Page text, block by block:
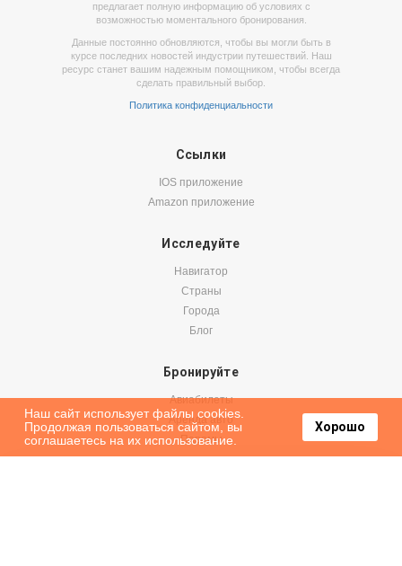
предлагает полную информацию об условиях с
возможностью моментального бронирования.
Данные постоянно обновляются, чтобы вы могли быть в
курсе последних новостей индустрии путешествий. Наш
ресурс станет вашим надежным помощником, чтобы всегда
сделать правильный выбор.
Политика конфиденциальности
Ссылки
IOS приложение
Amazon приложение
Исследуйте
Навигатор
Страны
Города
Блог
Бронируйте
Авиабилеты
Аренда авто
Паромы
Наш сайт использует файлы cookies.
Продолжая пользоваться сайтом, вы
соглашаетесь на их использование.
Хорошо